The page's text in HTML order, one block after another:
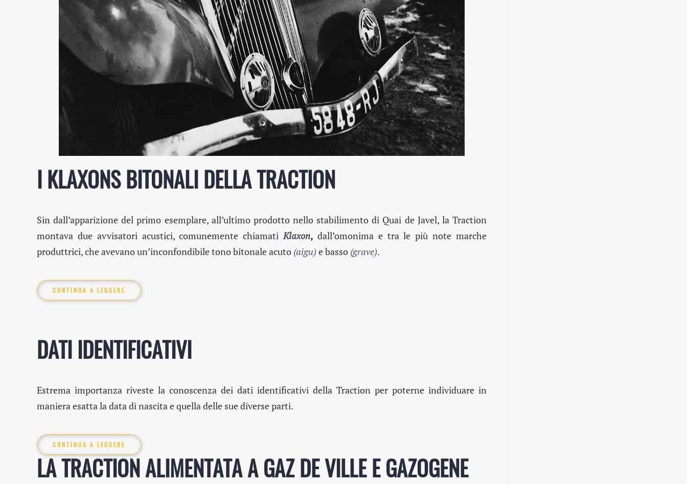
I KLAXONS BITONALI DELLA TRACTION
Sin dall’apparizione del primo esemplare, all’ultimo prodotto nello stabilimento di Quai de Javel, la Traction
montava due avvisatori acustici, comunemente chiamatiKlaxon, dall’omonima e tra le più note marche
produttrici, che avevano un’inconfondibile tono bitonale acuto (aigu)e basso (grave).
CONTINUA A LEGGERE
DATI IDENTIFICATIVI
Estrema importanza riveste la conoscenza dei dati identificativi della Traction per poterne individuare in
maniera esatta la data di nascita e quella delle sue diverse parti.
CONTINUA A LEGGERE
LA TRACTION ALIMENTATA A GAZ DE VILLE E GAZOGENE